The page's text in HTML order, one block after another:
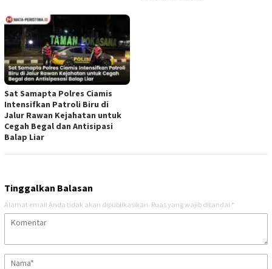
Sat Samapta Polres Ciamis
Intensifkan Patroli Biru di
Jalur Rawan Kejahatan untuk
Cegah Begal dan Antisipasi
Balap Liar
Tinggalkan Balasan
Alamat email Anda tidak akan dipublikasikan. Ruas yang wajib ditandai *